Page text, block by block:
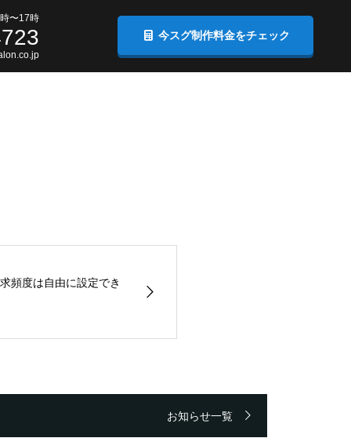
今スグ制作料金をチェック
〜17時
頻度は自由に設定でき
お知らせ一覧